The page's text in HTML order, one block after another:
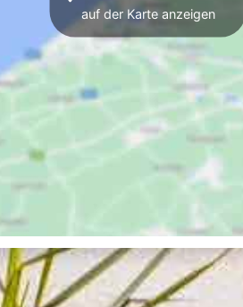
auf der Karte anzeigen